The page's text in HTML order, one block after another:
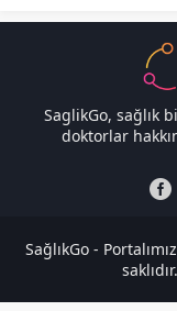
SaglikGo, sağlık
doktorlar
SağlıkGo -